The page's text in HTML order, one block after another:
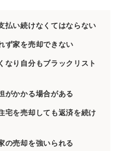
払い続けなくてはならない
ず家を売却できない
なり自分もブラックリスト
がかかる場合がある
宅を売却しても返済を続け
の売却を強いられる